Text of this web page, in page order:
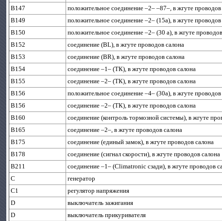
B147
положительное соединение –2– –87–, в жгуте проводов
B149
положительное соединение –2– (15а), в жгуте проводов
B150
положительное соединение –2– (30 а), в жгуте
B152
соединение (BL), в жгуте проводов салона
B153
соединение (BR), в жгуте проводов салона
B154
соединение –1– (ТК), в жгуте проводов салона
B155
соединение –2– (ТК), в жгуте проводов салона
B156
положительное соединение –4– (30a), в жгуте проводов
B156
соединение –2– (ТК), в жгуте проводов салона
B160
соединение (контроль тормозной системы), в жгуте
B165
соединение –2–, в жгуте проводов салона
B175
соединение (единый замок), в жгуте проводов салона
B178
соединение (сигнал скорости), в жгуте проводов салона
B211
соединение –1– (Climatronic сзади), в жгуте проводов
C
генератор
C1
регулятор напряжения
D
выключатель зажигания
D
выключатель прикуривателя